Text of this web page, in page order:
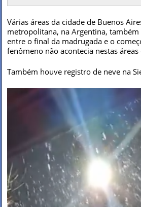
Várias áreas da cidade de Buenos
metropolitana, na Argentina,
entre o final da madrugada e o
fenômeno não acontecia nestas
Também houve registro de neve na